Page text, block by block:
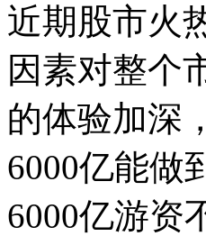
近期股市火
因素对整个
的体验加深
6000亿能做
6000亿游